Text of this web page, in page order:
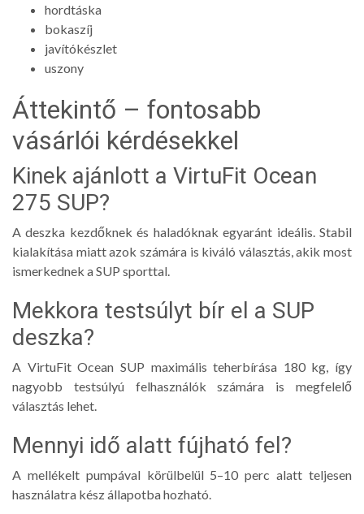
hordtáska
bokaszíj
javítókészlet
uszony
Áttekintő – fontosabb
vásárlói kérdésekkel
Kinek ajánlott a VirtuFit Ocean
275 SUP?
A deszka kezdőknek és haladóknak egyaránt ideális. Stabil
kialakítása miatt azok számára is kiváló választás, akik most
ismerkednek a SUP sporttal.
Mekkora testsúlyt bír el a SUP
deszka?
A VirtuFit Ocean SUP maximális teherbírása 180 kg, így
nagyobb testsúlyú felhasználók számára is megfelelő
választás lehet.
Mennyi idő alatt fújható fel?
A mellékelt pumpával körülbelül 5–10 perc alatt teljesen
használatra kész állapotba hozható.